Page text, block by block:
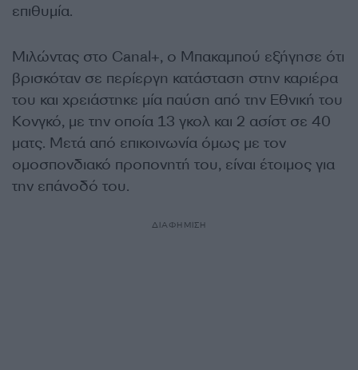
επιθυμία.
Μιλώντας στο Canal+, ο Μπακαμπού εξήγησε ότι
βρισκόταν σε περίεργη κατάσταση στην καριέρα
του και χρειάστηκε μία παύση από την Εθνική του
Κονγκό, με την οποία 13 γκολ και 2 ασίστ σε 40
ματς. Μετά από επικοινωνία όμως με τον
ομοσπονδιακό προπονητή του, είναι έτοιμος για
την επάνοδό του.
ΔΙΑΦΗΜΙΣΗ